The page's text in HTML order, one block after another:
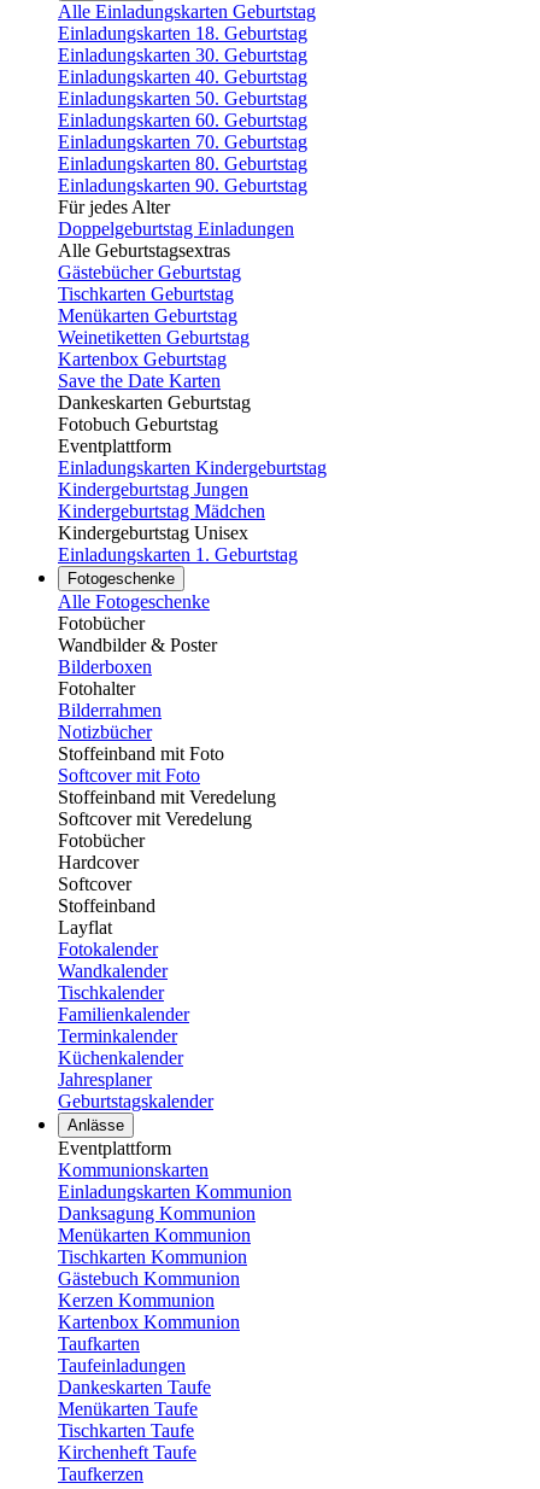
Alle Einladungskarten Geburtstag
Einladungskarten 18. Geburtstag
Einladungskarten 30. Geburtstag
Einladungskarten 40. Geburtstag
Einladungskarten 50. Geburtstag
Einladungskarten 60. Geburtstag
Einladungskarten 70. Geburtstag
Einladungskarten 80. Geburtstag
Einladungskarten 90. Geburtstag
Für jedes Alter
Doppelgeburtstag Einladungen
Alle Geburtstagsextras
Gästebücher Geburtstag
Tischkarten Geburtstag
Menükarten Geburtstag
Weinetiketten Geburtstag
Kartenbox Geburtstag
Save the Date Karten
Dankeskarten Geburtstag
Fotobuch Geburtstag
Eventplattform
Einladungskarten Kindergeburtstag
Kindergeburtstag Jungen
Kindergeburtstag Mädchen
Kindergeburtstag Unisex
Einladungskarten 1. Geburtstag
Fotogeschenke
Alle Fotogeschenke
Fotobücher
Wandbilder & Poster
Bilderboxen
Fotohalter
Bilderrahmen
Notizbücher
Stoffeinband mit Foto
Softcover mit Foto
Stoffeinband mit Veredelung
Softcover mit Veredelung
Fotobücher
Hardcover
Softcover
Stoffeinband
Layflat
Fotokalender
Wandkalender
Tischkalender
Familienkalender
Terminkalender
Küchenkalender
Jahresplaner
Geburtstagskalender
Anlässe
Eventplattform
Kommunionskarten
Einladungskarten Kommunion
Danksagung Kommunion
Menükarten Kommunion
Tischkarten Kommunion
Gästebuch Kommunion
Kerzen Kommunion
Kartenbox Kommunion
Taufkarten
Taufeinladungen
Dankeskarten Taufe
Menükarten Taufe
Tischkarten Taufe
Kirchenheft Taufe
Taufkerzen